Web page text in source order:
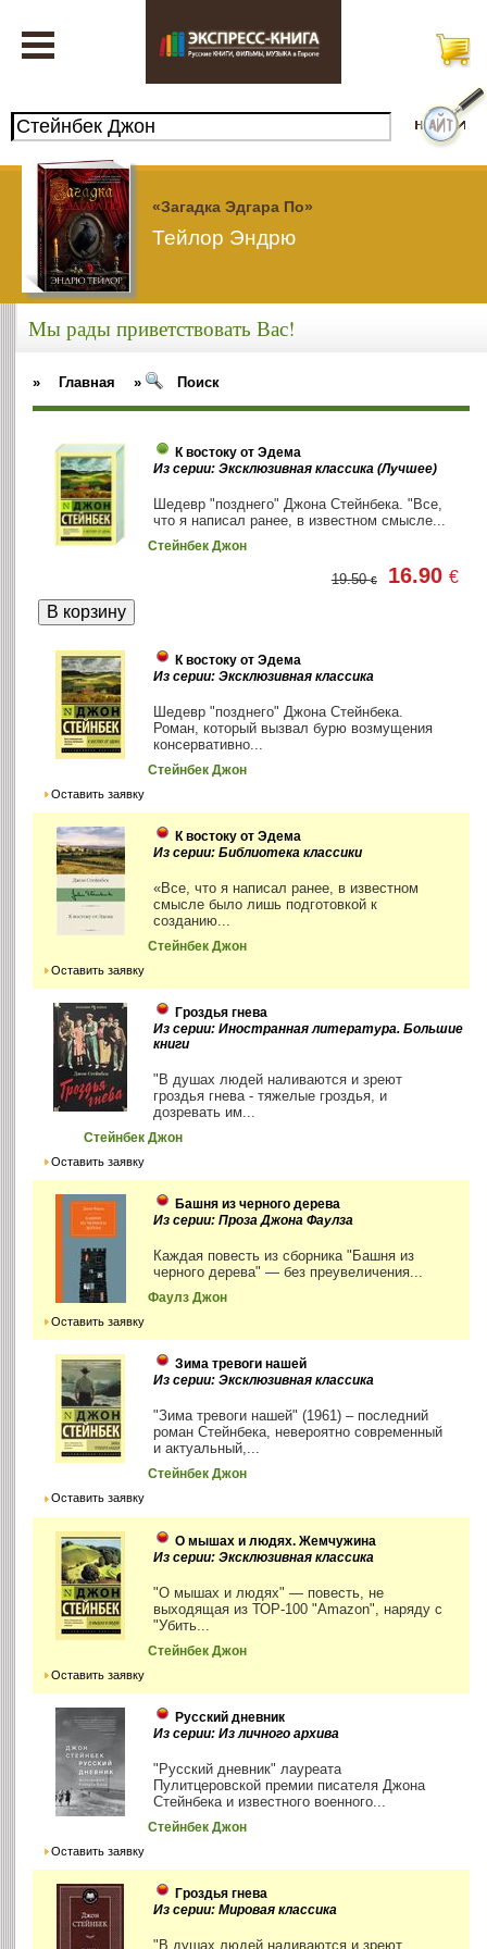
«Загадка Эдгара По»
Тейлор Эндрю
Мы рады приветствовать Вас!
» Главная » Поиск
К востоку от Эдема
Из серии: Эксклюзивная классика (Лучшее)
Шедевр "позднего" Джона Стейнбека. "Все,
что я написал ранее, в известном смысле...
Стейнбек Джон
19.50€ 16.90€
К востоку от Эдема
Из серии: Эксклюзивная классика
Шедевр "позднего" Джона Стейнбека.
Роман, который вызвал бурю возмущения
консервативно...
Стейнбек Джон
Оставить заявку
К востоку от Эдема
Из серии: Библиотека классики
«Все, что я написал ранее, в известном
смысле было лишь подготовкой к
созданию...
Стейнбек Джон
Оставить заявку
Гроздья гнева
Из серии: Иностранная литература. Большие
книги
"В душах людей наливаются и зреют
гроздья гнева - тяжелые гроздья, и
дозревать им...
Стейнбек Джон
Оставить заявку
Башня из черного дерева
Из серии: Проза Джона Фаулза
Каждая повесть из сборника "Башня из
черного дерева" — без преувеличения...
Фаулз Джон
Оставить заявку
Зима тревоги нашей
Из серии: Эксклюзивная классика
"Зима тревоги нашей" (1961) – последний
роман Стейнбека, невероятно современный
и актуальный,...
Стейнбек Джон
Оставить заявку
О мышах и людях. Жемчужина
Из серии: Эксклюзивная классика
"О мышах и людях" — повесть, не
выходящая из ТОР-100 "Amazon", наряду с
"Убить...
Стейнбек Джон
Оставить заявку
Русский дневник
Из серии: Из личного архива
"Русский дневник" лауреата
Пулитцеровской премии писателя Джона
Стейнбека и известного военного...
Стейнбек Джон
Оставить заявку
Гроздья гнева
Из серии: Мировая классика
"В душах людей наливаются и зреют